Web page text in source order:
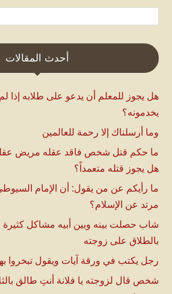
أحدث المقالات
هل يجوز للمعلم أن يدعو على طلابه إذا
يخدمونه؟
وما أرسلناك إلا رحمة للعالمين
ما حكم قتل شخص فاقد عقله مريض
هل يجوز قتله متعمداً؟
ما رأيكم عن من يقول: أن الإمام
مرتد عن الإسلام؟
شاب حصلت بينه وبين أبيه مشاكل
بالطلاق على زوجته
رجل يكتب في ورقة آيات ويقول تبخروا
شخص قال لزوجته يا فلانة أنتِ طالق